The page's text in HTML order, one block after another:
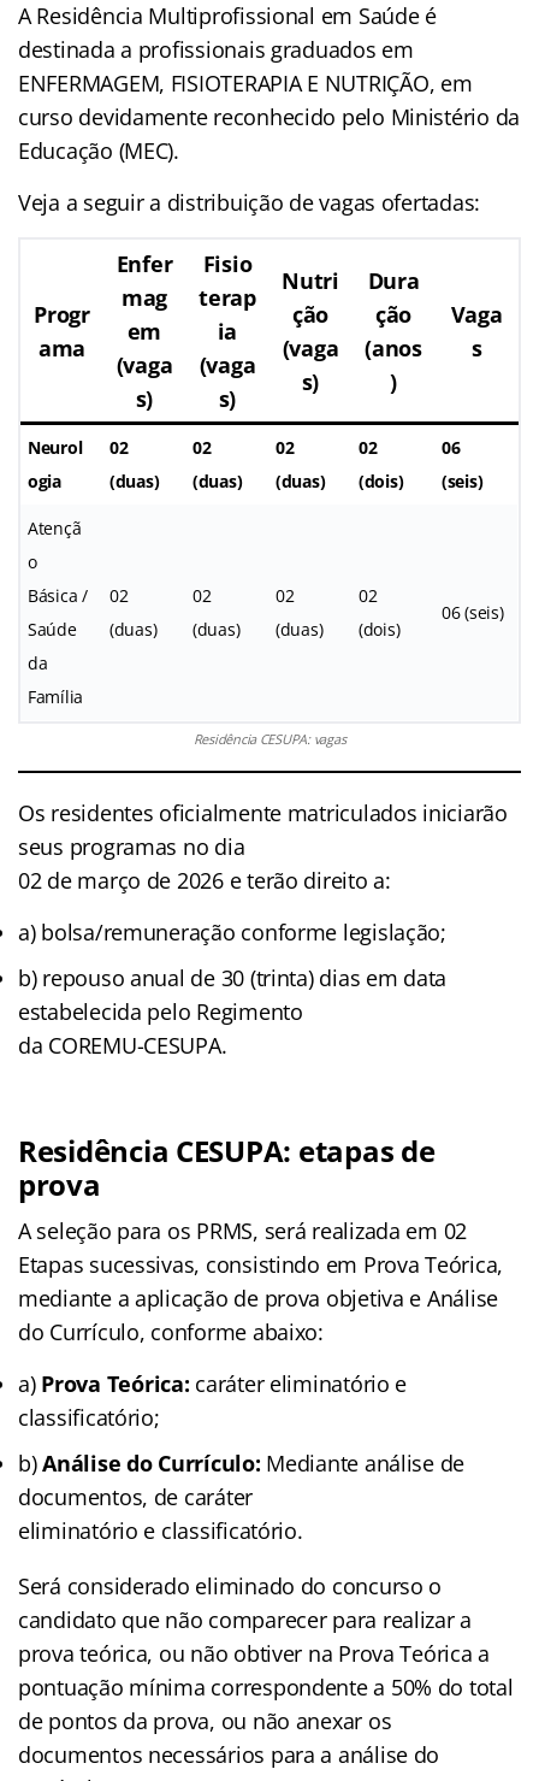
A Residência Multiprofissional em Saúde é
destinada a profissionais graduados em
ENFERMAGEM, FISIOTERAPIA E NUTRIÇÃO, em
curso devidamente reconhecido pelo Ministério da
Educação (MEC).
Veja a seguir a distribuição de vagas ofertadas:
Progr
ama
Enfer
mag
em
(vaga
s)
Fisio
terap
ia
(vaga
s)
Nutri
ção
(vaga
s)
Dura
ção
(anos
)
Vaga
s
Neurol
ogia
02
(duas)
02
(duas)
02
(duas)
02
(dois)
06
(seis)
Atençã
o
Básica /
Saúde
da
Família
02
(duas)
02
(duas)
02
(duas)
02
(dois)
06 (seis)
Residência CESUPA: vagas
Os residentes oficialmente matriculados iniciarão
seus programas no dia
02 de março de 2026 e terão direito a:
a) bolsa/remuneração conforme legislação;
b) repouso anual de 30 (trinta) dias em data
estabelecida pelo Regimento
da COREMU-CESUPA.
Residência CESUPA: etapas de
prova
A seleção para os PRMS, será realizada em 02
Etapas sucessivas, consistindo em Prova Teórica,
mediante a aplicação de prova objetiva e Análise
do Currículo, conforme abaixo:
a) Prova Teórica: caráter eliminatório e
classificatório;
b)Análise do Currículo: Mediante análise de
documentos, de caráter
eliminatório e classificatório.
Será considerado eliminado do concurso o
candidato que não comparecer para realizar a
prova teórica, ou não obtiver na Prova Teórica a
pontuação mínima correspondente a 50% do total
de pontos da prova, ou não anexar os
documentos necessários para a análise do